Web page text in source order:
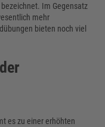
Im Gegensatz
mehr
bieten noch viel
es zu einer erhöhten